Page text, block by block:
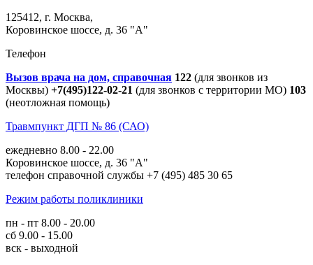
125412, г. Москва,
Коровинское шоссе, д. 36 "А"
Телефон
Вызов врача на дом, справочная 122 (для звонков из
Москвы) +7(495)122-02-21 (для звонков с территории МО) 103
(неотложная помощь)
Травмпункт ДГП № 86 (САО)
ежедневно 8.00 - 22.00
Коровинское шоссе, д. 36 "А"
телефон справочной службы +7 (495) 485 30 65
Режим работы поликлиники
пн - пт 8.00 - 20.00
сб 9.00 - 15.00
вск - выходной